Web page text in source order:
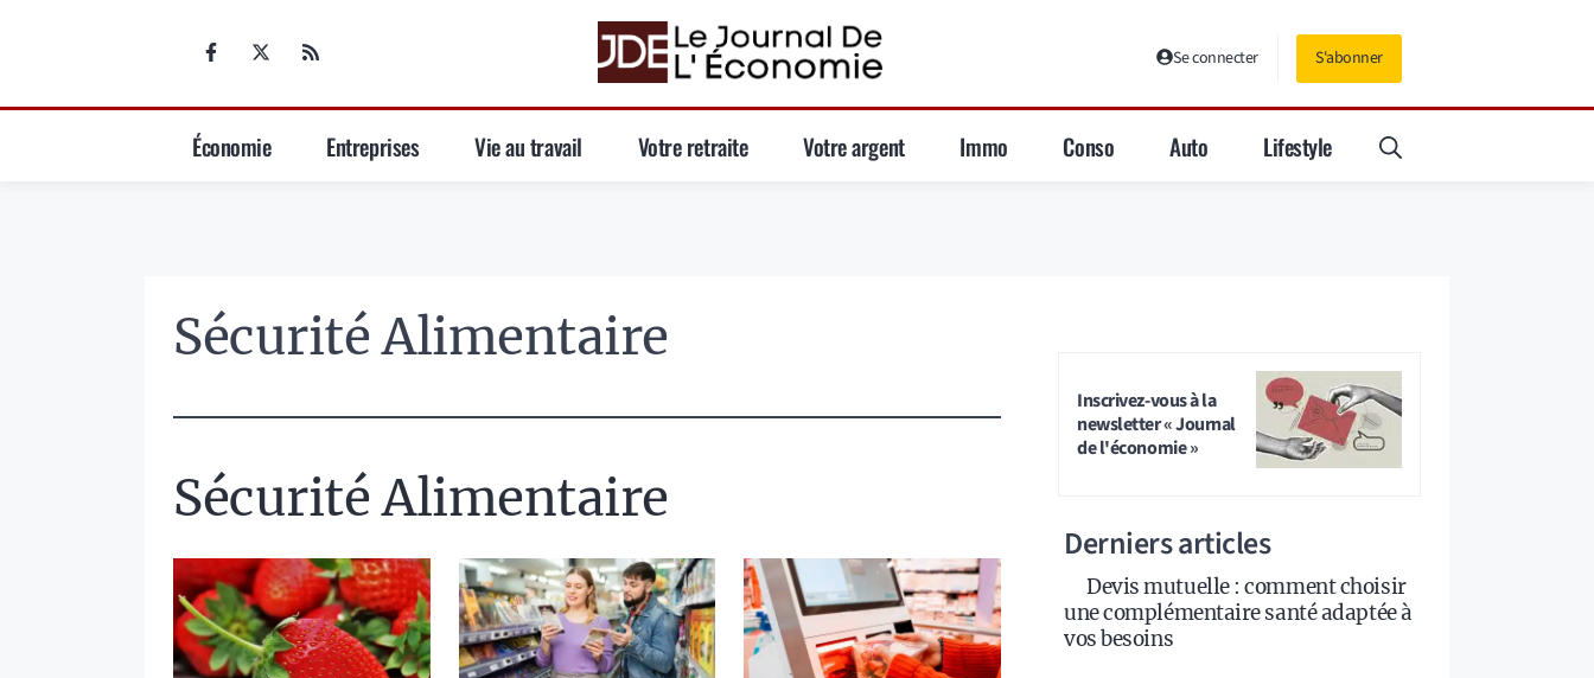
Se connecter S'abonner
Économie Entreprises Vie au travail Votre retraite Votre argent Immo Conso Auto Lifestyle
Sécurité Alimentaire
Sécurité Alimentaire
Inscrivez-vous à la
newsletter « Journal
de l'économie »
Derniers articles
Devis mutuelle : comment choisir
une complémentaire santé adaptée à
vos besoins